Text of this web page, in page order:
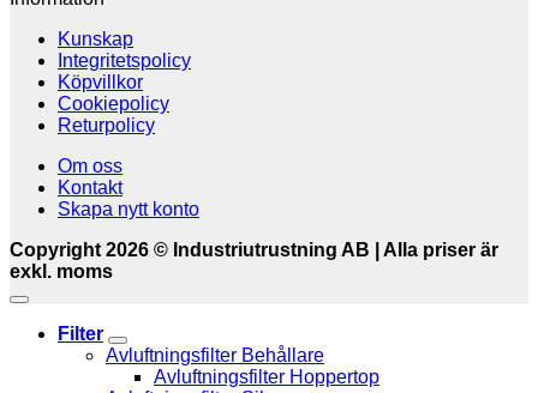
Kunskap
Integritetspolicy
Köpvillkor
Cookiepolicy
Returpolicy
Om oss
Kontakt
Skapa nytt konto
Copyright 2026 © Industriutrustning AB | Alla priser är
exkl. moms
Filter
Avluftningsfilter Behållare
Avluftningsfilter Hoppertop